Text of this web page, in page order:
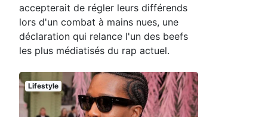
accepterait de régler leurs différends
lors d'un combat à mains nues, une
déclaration qui relance l'un des beefs
les plus médiatisés du rap actuel.
Lifestyle